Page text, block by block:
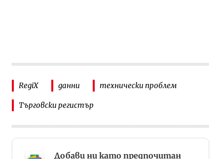
RegiX данни технически проблем
Търговски регистър
Добави ни като предпочитан